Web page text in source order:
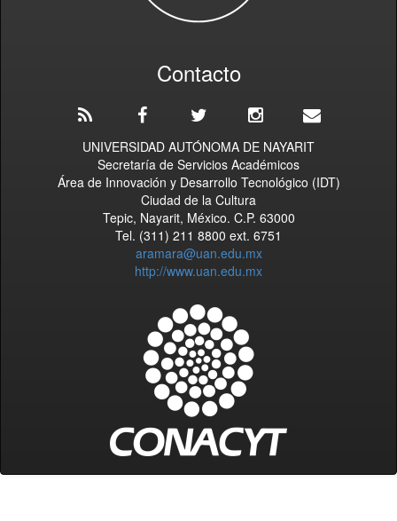
Contacto
UNIVERSIDAD AUTÓNOMA DE NAYARIT
Secretaría de Servicios Académicos
Área de Innovación y Desarrollo Tecnológico (IDT)
Ciudad de la Cultura
Tepic, Nayarit, México. C.P. 63000
Tel. (311) 211 8800 ext. 6751
aramara@uan.edu.mx
http://www.uan.edu.mx